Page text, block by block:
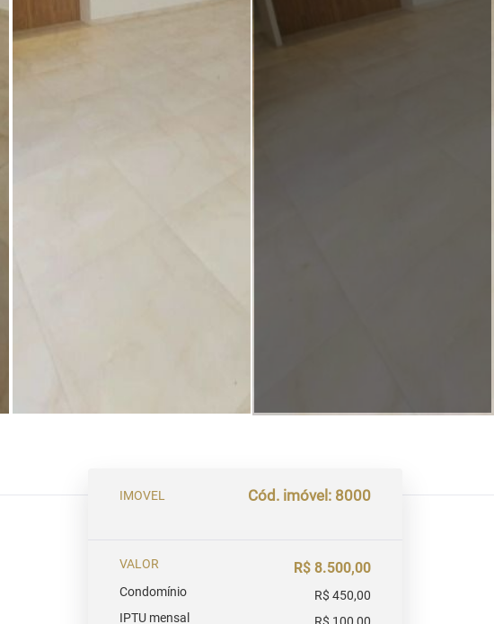
IMOVEL Cód. imóvel: 8000
VALOR R$ 8.500,00
Condomínio
R$ 450,00
IPTU mensal